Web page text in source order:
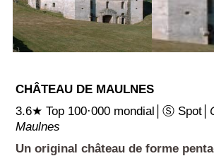
CHÂTEAU DE MAULNES
3.6★ Top 100·000 mondial│Ⓢ Spot│
Maulnes
Un original château de forme